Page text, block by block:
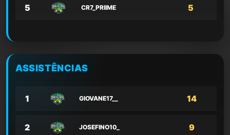
5 CR7_PRIIME 5
ASSISTÊNCIAS
1 GIOVANE17__ 14
2 JOSEFINO10_ 9